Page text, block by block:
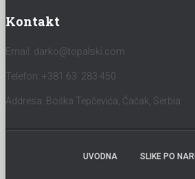
Kontakt
Email: darko@topalski.com
Telefon: +381 63 283 450
Addresa: Boška Tepčevića, Čačak, Serbia
UVODNA SLIKE PO